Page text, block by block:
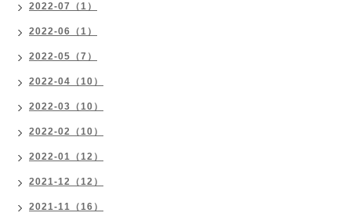
2022-07（1）
2022-06（1）
2022-05（7）
2022-04（10）
2022-03（10）
2022-02（10）
2022-01（12）
2021-12（12）
2021-11（16）